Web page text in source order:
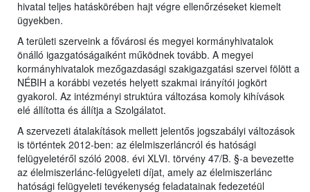
hivatal teljes hatáskörében hajt végre ellenőrzéseket kiemelt
ügyekben.
A területi szerveink a fővárosi és megyei kormányhivatalok
önálló igazgatóságaiként működnek tovább. A megyei
kormányhivatalok mezőgazdasági szakigazgatási szervei fölött a
NÉBIH a korábbi vezetés helyett szakmai irányítói jogkört
gyakorol. Az intézményi struktúra változása komoly kihívások
elé állította és állítja a Szolgálatot.
A szervezeti átalakítások mellett jelentős jogszabályi változások
is történtek 2012-ben: az élelmiszerláncról és hatósági
felügyeletéről szóló 2008. évi XLVI. törvény 47/B. §-a bevezette
az élelmiszerlánc-felügyeleti díjat, amely az élelmiszerlánc
hatósági felügyeleti tevékenység feladatainak fedezetéül